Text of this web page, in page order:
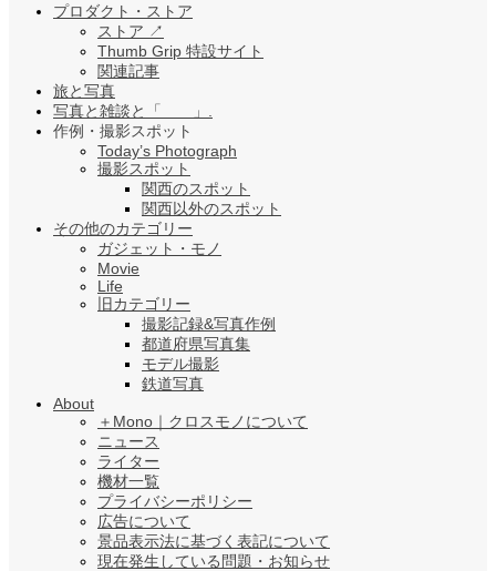
プロダクト・ストア
ストア ↗︎
Thumb Grip 特設サイト
関連記事
旅と写真
写真と雑談と「 」.
作例・撮影スポット
Today’s Photograph
撮影スポット
関西のスポット
関西以外のスポット
その他のカテゴリー
ガジェット・モノ
Movie
Life
旧カテゴリー
撮影記録&写真作例
都道府県写真集
モデル撮影
鉄道写真
About
＋Mono｜クロスモノについて
ニュース
ライター
機材一覧
プライバシーポリシー
広告について
景品表示法に基づく表記について
現在発生している問題・お知らせ